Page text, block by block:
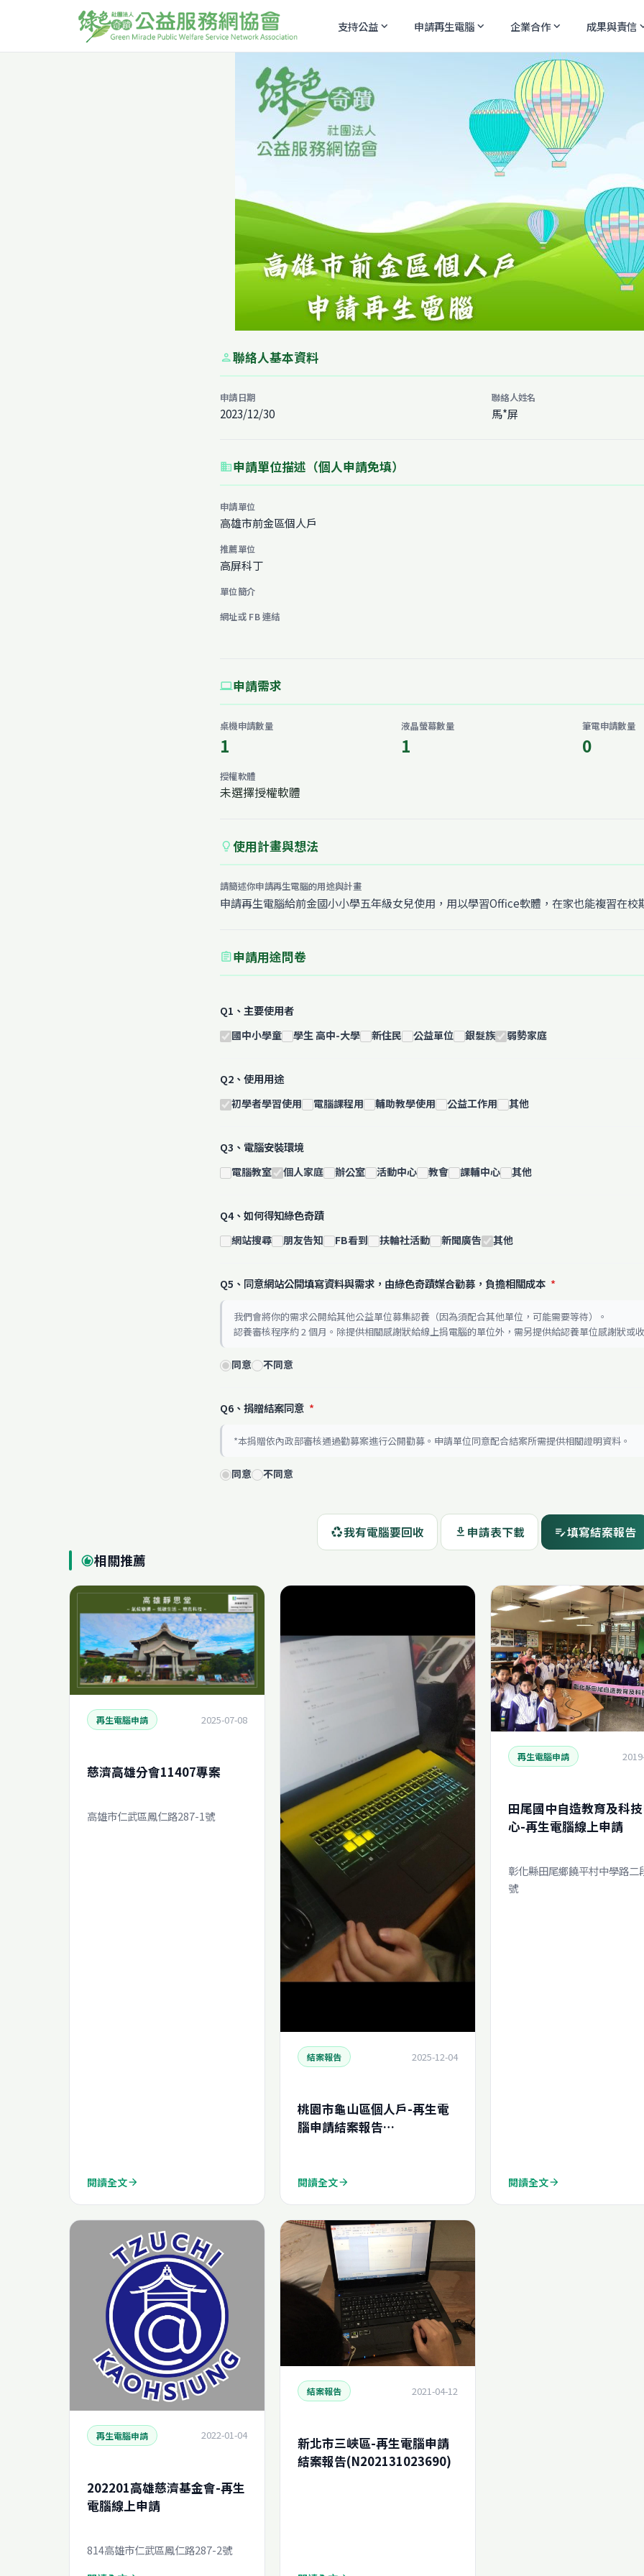
支持公益expand_more 申請再生電腦expand_more 企業合作expand_more 成果與責信
person聯絡人基本資料
申請日期
2023/12/30
聯絡人姓名
馬*屏
business申請單位描述（個人申請免填）
申請單位
高雄市前金區個人戶
推薦單位
高屏科丁
單位簡介
網址或 FB 連結
computer申請需求
桌機申請數量
1
液晶螢幕數量
1
筆電申請數量
0
授權軟體
未選擇授權軟體
lightbulb 使用計畫與想法
請簡述你申請再生電腦的用途與計畫
申請再生電腦給前金國小小學五年級女兒使用，用以學習Office軟體，在家也能複習在校
assignment申請用途問卷
Q1、主要使用者
國中小學童 學生 高中-大學 新住民 公益單位 銀髮族 弱勢家庭
Q2、使用用途
初學者學習使用 電腦課程用 輔助教學使用 公益工作用 其他
Q3、電腦安裝環境
電腦教室 個人家庭 辦公室 活動中心 教會 課輔中心 其他
Q4、如何得知綠色奇蹟
網站搜尋 朋友告知 FB看到 扶輪社活動 新聞廣告 其他
Q5、同意網站公開填寫資料與需求，由綠色奇蹟媒合勸募，負擔相關成本 *
我們會將你的需求公開給其他公益單位募集認養（因為須配合其他單位，可能需要等待）。
認養審核程序約 2 個月。除提供相關感謝狀給線上捐電腦的單位外，需另提供給認養單位感謝狀或
同意 不同意
Q6、捐贈結案同意 *
*本捐贈依內政部審核通過勸募案進行公開勸募。申請單位同意配合結案所需提供相關證明資料。
同意 不同意
recycling我有電腦要回收 download 申請表下載 edit_note填寫結案報告
recommend相關推薦
再生電腦申請 2025-07-08
慈濟高雄分會11407專案
高雄市仁武區鳳仁路287-1號
閱讀全文arrow_forward
結案報告 2025-12-04
桃園市龜山區個人戶-再生電
腦申請結案報告
閱讀全文arrow_forward
再生電腦申請
田尾國中自造教育及科
心-再生電腦線上申請
彰化縣田尾鄉饒平村中學路二
號
閱讀全文arrow_forward
再生電腦申請 2022-01-04
202201高雄慈濟基金會-再生
電腦線上申請
814高雄市仁武區鳳仁路287-2號
結案報告 2021-04-12
新北市三峽區-再生電腦申請
結案報告(N202131023690)